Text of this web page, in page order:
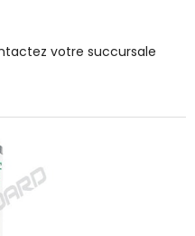
votre succursale